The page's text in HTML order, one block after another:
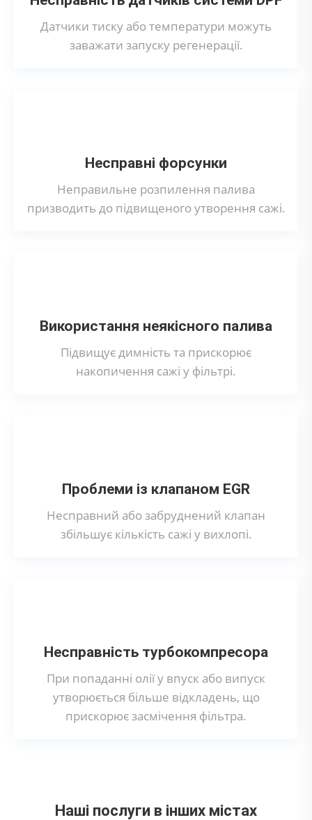
Датчики тиску або температури можуть
заважати запуску регенерації.
Несправні форсунки
Неправильне розпилення палива
призводить до підвищеного утворення сажі.
Використання неякісного палива
Підвищує димність та прискорює
накопичення сажі у фільтрі.
Проблеми із клапаном EGR
Несправний або забруднений клапан
збільшує кількість сажі у вихлопі.
Несправність турбокомпресора
При попаданні олії у впуск або випуск
утворюється більше відкладень, що
прискорює засмічення фільтра.
Наші послуги в інших містах